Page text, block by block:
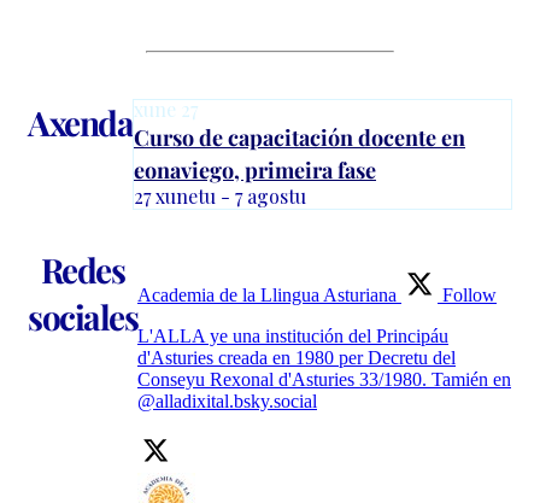
Axendaxune 27
Curso de capacitación docente en
eonaviego, primeira fase
27 xunetu - 7 agostu
Redes
socialesAcademia de la Llingua Asturiana
Follow
L'ALLA ye una institución del Principáu
d'Asturies creada en 1980 per Decretu del
Conseyu Rexonal d'Asturies 33/1980. Tamién en
@alladixital.bsky.social